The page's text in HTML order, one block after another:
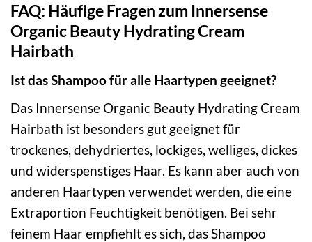
FAQ: Häufige Fragen zum Innersense
Organic Beauty Hydrating Cream
Hairbath
Ist das Shampoo für alle Haartypen geeignet?
Das Innersense Organic Beauty Hydrating Cream
Hairbath ist besonders gut geeignet für
trockenes, dehydriertes, lockiges, welliges, dickes
und widerspenstiges Haar. Es kann aber auch von
anderen Haartypen verwendet werden, die eine
Extraportion Feuchtigkeit benötigen. Bei sehr
feinem Haar empfiehlt es sich, das Shampoo